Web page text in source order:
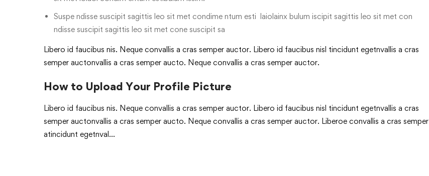
Suspe ndisse suscipit sagittis leo sit met condime ntum esti laiolainx bulum iscipit sagittis leo sit met con
ndisse suscipit sagittis leo sit met cone suscipit sa
Libero id faucibus nis. Neque convallis a cras semper auctor. Libero id faucibus nisl tincidunt egetnvallis a cras
semper auctonvallis a cras semper aucto. Neque convallis a cras semper auctor.
How to Upload Your Profile Picture
Libero id faucibus nis. Neque convallis a cras semper auctor. Libero id faucibus nisl tincidunt egetnvallis a cras
semper auctonvallis a cras semper aucto. Neque convallis a cras semper auctor. Liberoe convallis a cras semper
atincidunt egetnval…